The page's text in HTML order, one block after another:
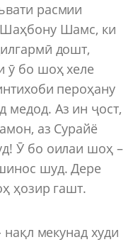
расмии
Шамс, ки
дошт,
ӯ бо шоҳ хеле
пероҳану
медод. Аз ин ҷост,
аз Сурайё
Ӯ бо оилаи шоҳ –
шуд. Дере
ҳозир гашт.
мекунад худи